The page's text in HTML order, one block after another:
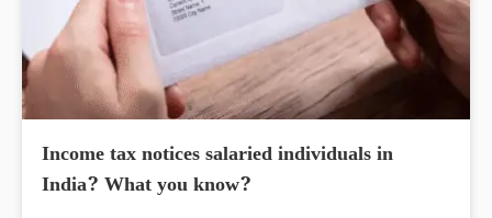
Income tax notices salaried individuals in
India? What you know?